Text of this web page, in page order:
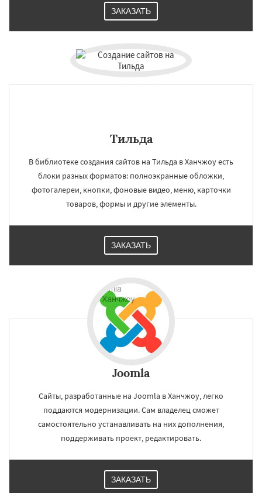
ЗАКАЗАТЬ
Тильда
В библиотеке создания сайтов на Тильда в Ханчжоу есть
блоки разных форматов: полноэкранные обложки,
фотогалереи, кнопки, фоновые видео, меню, карточки
товаров, формы и другие элементы.
ЗАКАЗАТЬ
Joomla
Сайты, разработанные на Joomla в Ханчжоу, легко
поддаются модернизации. Сам владелец сможет
самостоятельно устанавливать на них дополнения,
поддерживать проект, редактировать.
ЗАКАЗАТЬ